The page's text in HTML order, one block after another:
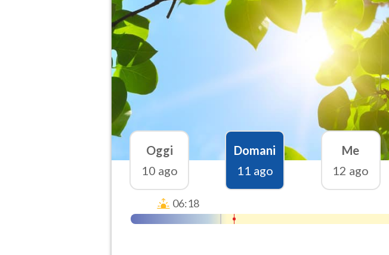
Oggi
10 ago
Domani
11 ago
Me
12 ago
06:18